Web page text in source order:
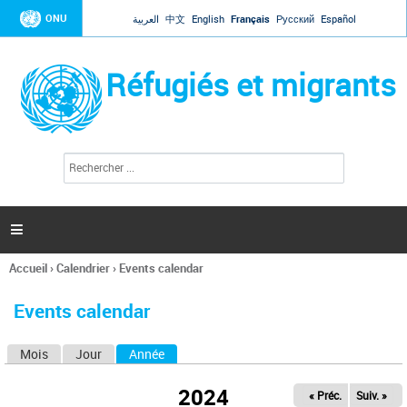
Jump to navigation
ONU العربية 中文 English Français Русский Español
Réfugiés et migrants
l
c
h
e

Vous
ici
Accueil›Calendrier› Events calendar
Events calendar
Mois Jour Année
2024 « Préc. Suiv. »